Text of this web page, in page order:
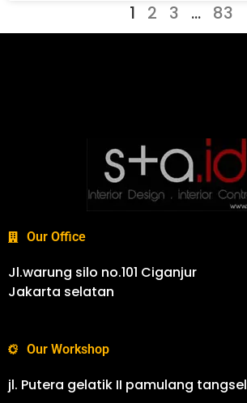
1 2 3 … 83
Our Office
Jl.warung silo no.101 Ciganjur
Jakarta selatan
Our Workshop
jl. Putera gelatik II pamulang tangsel